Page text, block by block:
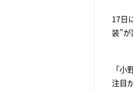
17日
装”が
「
注目